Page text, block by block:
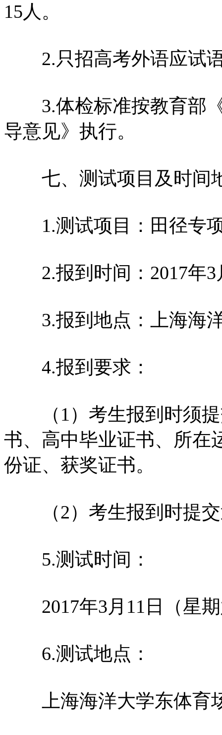
15人。
2.只招高考外语应试语
3.体检标准按教育部《
导意见》执行。
七、测试项目及时间
1.测试项目：田径专
2.报到时间：2017年3
3.报到地点：上海海洋
4.报到要求：
（1）考生报到时须提
书、高中毕业证书、所在
份证、获奖证书。
（2）考生报到时提交
5.测试时间：
2017年3月11日（星期
6.测试地点：
上海海洋大学东体育